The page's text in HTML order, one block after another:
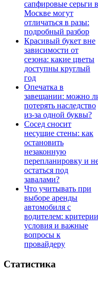
сапфировые серьги в
Москве могут
отличаться в разы:
подробный разбор
Красивый букет вне
зависимости от
сезона: какие цветы
доступны круглый
год
Опечатка в
завещании: можно
потерять наследство
из-за одной буквы?
Сосед сносит
несущие стены: как
остановить
незаконную
перепланировку и
остаться под
завалами?
Что учитывать при
выборе аренды
автомобиля с
водителем:
условия и важные
вопросы к
провайдеру
Статистика